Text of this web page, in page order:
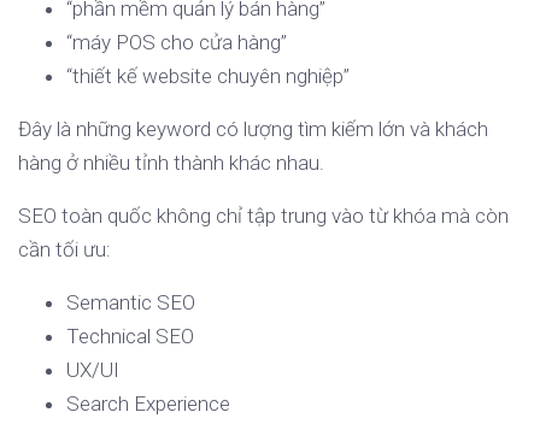
“phần mềm quản lý bán hàng”
“máy POS cho cửa hàng”
“thiết kế website chuyên nghiệp”
Đây là những keyword có lượng tìm kiếm lớn và khách
hàng ở nhiều tỉnh thành khác nhau.
SEO toàn quốc không chỉ tập trung vào từ khóa mà còn
cần tối ưu:
Semantic SEO
Technical SEO
UX/UI
Search Experience